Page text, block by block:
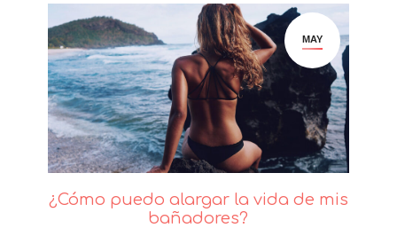
MAY
¿Cómo puedo alargar la vida de mis
bañadores?